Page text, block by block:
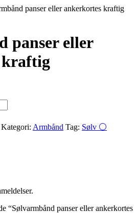
panser eller ankerkortes kraftig
panser eller
kraftig
Kategori: Armbånd Tag: Sølv ⚪
“Sølvarmbånd panser eller ankerkortes